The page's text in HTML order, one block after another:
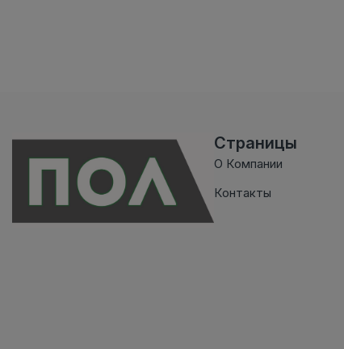
Страницы
О Компании
Контакты